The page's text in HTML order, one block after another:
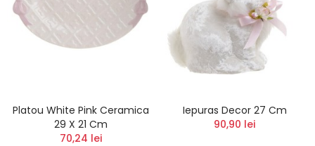
Platou White Pink Ceramica
29 X 21 Cm
70,24 lei
Iepuras Decor 27 Cm
90,90 lei